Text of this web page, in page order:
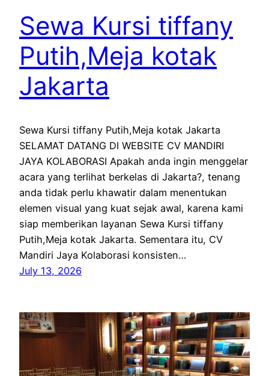
Sewa Kursi tiffany
Putih,Meja kotak
Jakarta
Sewa Kursi tiffany Putih,Meja kotak Jakarta
SELAMAT DATANG DI WEBSITE CV MANDIRI
JAYA KOLABORASI Apakah anda ingin menggelar
acara yang terlihat berkelas di Jakarta?, tenang
anda tidak perlu khawatir dalam menentukan
elemen visual yang kuat sejak awal, karena kami
siap memberikan layanan Sewa Kursi tiffany
Putih,Meja kotak Jakarta. Sementara itu, CV
Mandiri Jaya Kolaborasi konsisten…
July 13, 2026